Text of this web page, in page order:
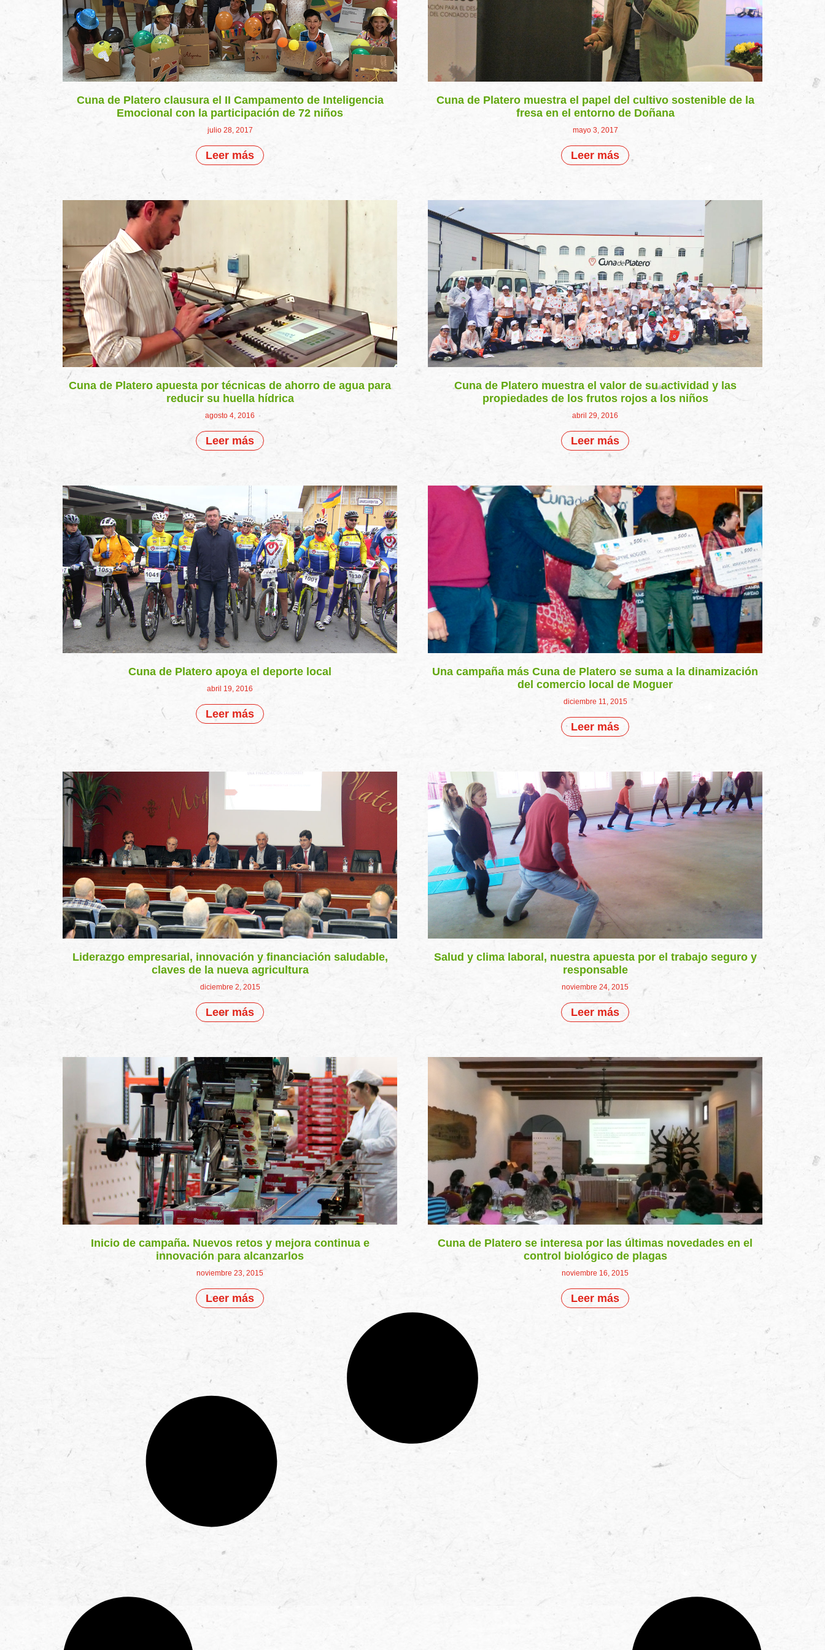
Cuna de Platero clausura el II Campamento de Inteligencia
Emocional con la participación de 72 niños
julio 28, 2017
Leer más
Cuna de Platero muestra el papel del cultivo sostenible de la
fresa en el entorno de Doñana
mayo 3, 2017
Leer más
Cuna de Platero apuesta por técnicas de ahorro de agua para
reducir su huella hídrica
agosto 4, 2016
Leer más
Cuna de Platero muestra el valor de su actividad y las
propiedades de los frutos rojos a los niños
abril 29, 2016
Leer más
Cuna de Platero apoya el deporte local
abril 19, 2016
Leer más
Una campaña más Cuna de Platero se suma a la dinamización
del comercio local de Moguer
diciembre 11, 2015
Leer más
Liderazgo empresarial, innovación y financiación saludable,
claves de la nueva agricultura
diciembre 2, 2015
Leer más
Salud y clima laboral, nuestra apuesta por el trabajo seguro y
responsable
noviembre 24, 2015
Leer más
Inicio de campaña. Nuevos retos y mejora continua e
innovación para alcanzarlos
noviembre 23, 2015
Leer más
Cuna de Platero se interesa por las últimas novedades en el
control biológico de plagas
noviembre 16, 2015
Leer más